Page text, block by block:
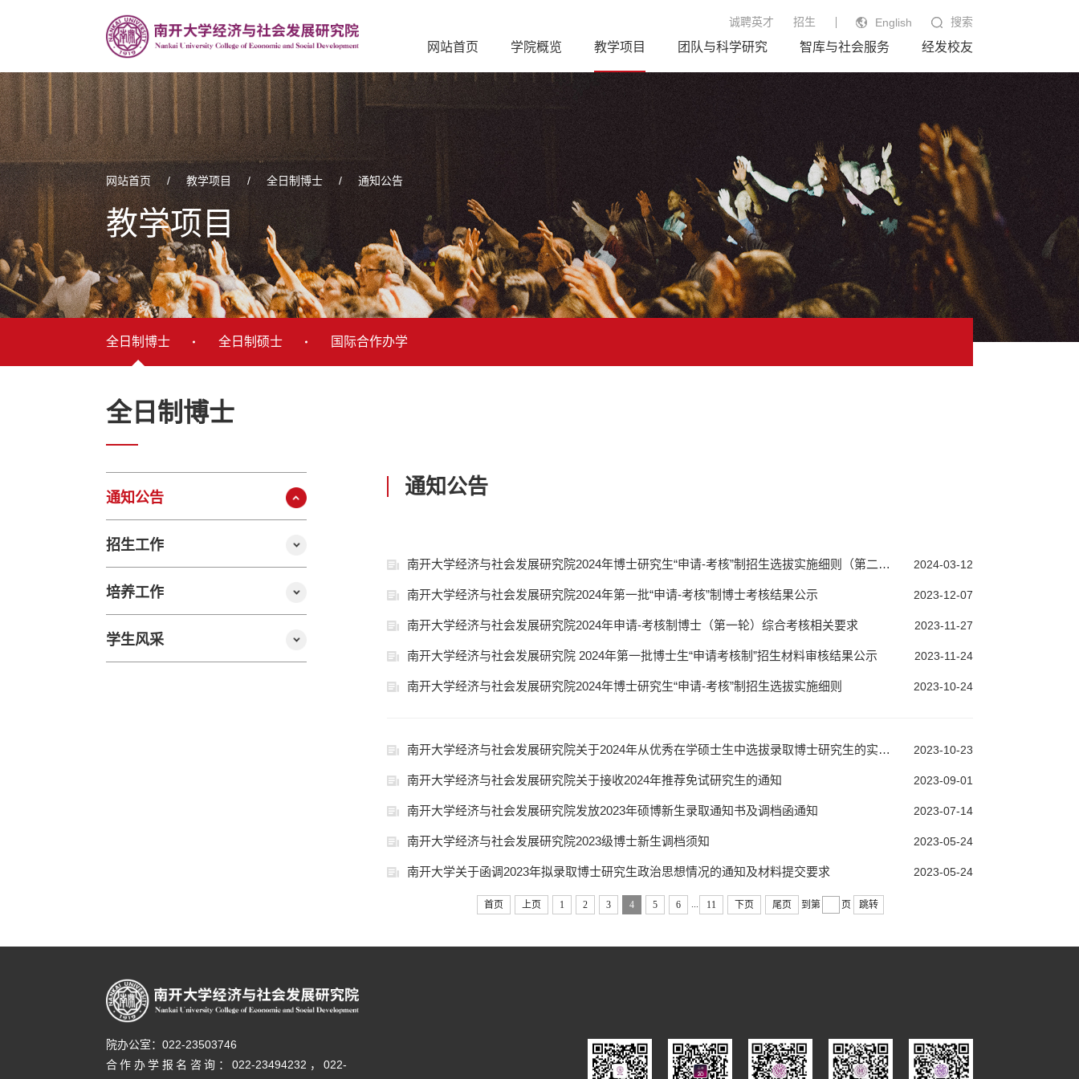
诚聘英才 招生 English 搜索
网站首页 学院概览 教学项目 团队与科学研究 智库与社会服务 经发校友
网站首页 / 教学项目 / 全日制博士 / 通知公告
教学项目
全日制博士 全日制硕士 国际合作办学
全日制博士
通知公告
招生工作
培养工作
学生风采
通知公告
南开大学经济与社会发展研究院2024年博士研究生“申请-考核”制招生选拔实施细则（第二轮） 2024-03-12
南开大学经济与社会发展研究院2024年第一批“申请-考核”制博士考核结果公示 2023-12-07
南开大学经济与社会发展研究院2024年申请-考核制博士（第一轮）综合考核相关要求 2023-11-27
南开大学经济与社会发展研究院 2024年第一批博士生“申请考核制”招生材料审核结果公示 2023-11-24
南开大学经济与社会发展研究院2024年博士研究生“申请-考核”制招生选拔实施细则 2023-10-24
南开大学经济与社会发展研究院关于2024年从优秀在学硕士生中选拔录取博士研究生的实施细则 2023-10-23
南开大学经济与社会发展研究院关于接收2024年推荐免试研究生的通知 2023-09-01
南开大学经济与社会发展研究院发放2023年硕博新生录取通知书及调档函通知 2023-07-14
南开大学经济与社会发展研究院2023级博士新生调档须知 2023-05-24
南开大学关于函调2023年拟录取博士研究生政治思想情况的通知及材料提交要求 2023-05-24
首页 上页 1 2 3 4 5 6 11 下页 尾页 到第 页 跳转
院办公室：022-23503746
合作办学报名咨询：022-23494232，022-